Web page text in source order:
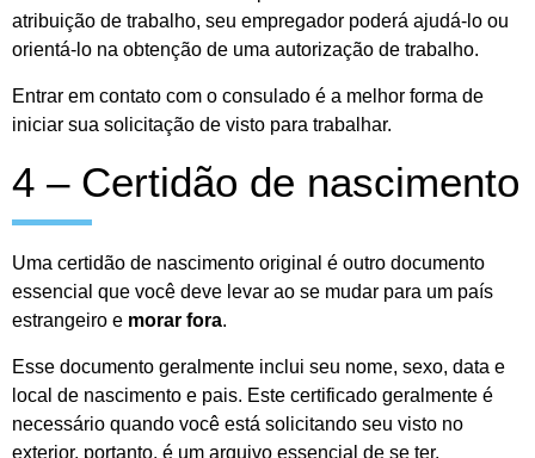
atribuição de trabalho, seu empregador poderá ajudá-lo ou
orientá-lo na obtenção de uma autorização de trabalho.
Entrar em contato com o consulado é a melhor forma de
iniciar sua solicitação de visto para trabalhar.
4 – Certidão de nascimento
Uma certidão de nascimento original é outro documento
essencial que você deve levar ao se mudar para um país
estrangeiro e morar fora.
Esse documento geralmente inclui seu nome, sexo, data e
local de nascimento e pais. Este certificado geralmente é
necessário quando você está solicitando seu visto no
exterior, portanto, é um arquivo essencial de se ter.